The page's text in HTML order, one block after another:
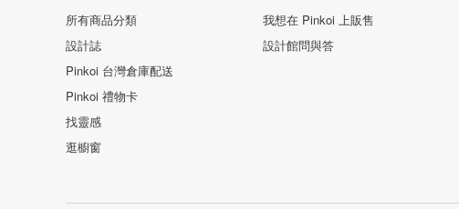
所有商品分類
設計誌
Pinkoi 台灣倉庫配送
Pinkoi 禮物卡
找靈感
逛櫥窗
我想在 Pinkoi 上販售
設計館問與答